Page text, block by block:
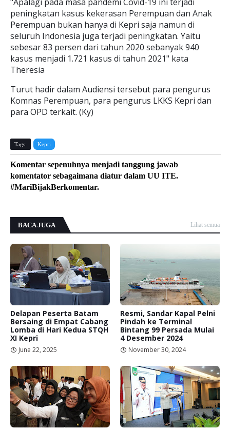
peningkatan kasus kekerasan Perempuan dan Anak
Perempuan bukan hanya di Kepri saja namun di
seluruh Indonesia juga terjadi peningkatan. Yaitu
sebesar 83 persen dari tahun 2020 sebanyak 940
kasus menjadi 1.721 kasus di tahun 2021" kata
Theresia
Turut hadir dalam Audiensi tersebut para pengurus
Komnas Perempuan, para pengurus LKKS Kepri dan
para OPD terkait. (Ky)
Tags: Kepri
Komentar sepenuhnya menjadi tanggung jawab
komentator sebagaimana diatur dalam UU ITE.
#MariBijakBerkomentar.
BACA JUGA Lihat semua
Delapan Peserta Batam
Bersaing di Empat Cabang
Lomba di Hari Kedua STQH
XI Kepri
June 22, 2025
Resmi, Sandar Kapal Pelni
Pindah ke Terminal
Bintang 99 Persada Mulai
4 Desember 2024
November 30, 2024